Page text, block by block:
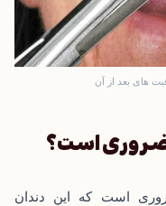
های بعد از آن
ضروری است؟
است که این دندان